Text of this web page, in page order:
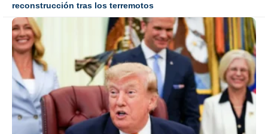
reconstrucción tras los terremotos